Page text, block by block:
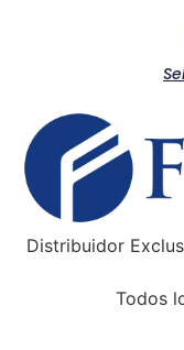
Distribuidor
Todos